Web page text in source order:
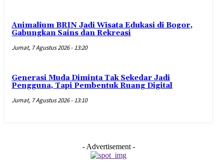
Animalium BRIN Jadi Wisata Edukasi di Bogor,
Gabungkan Sains dan Rekreasi
Jumat, 7 Agustus 2026 - 13:20
Generasi Muda Diminta Tak Sekedar Jadi
Pengguna, Tapi Pembentuk Ruang Digital
Jumat, 7 Agustus 2026 - 13:10
- Advertisement -